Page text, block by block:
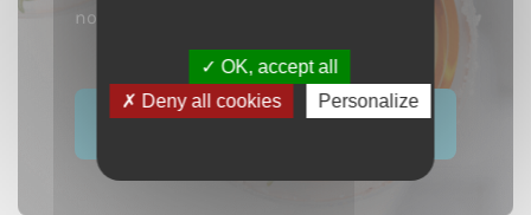
nombreuses recettes de cocktails.
Voir nos cocktails
OK, accept all
Deny all cookies
Personalize